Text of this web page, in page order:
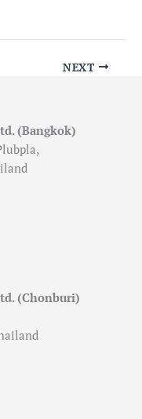
NEXT
(Bangkok)
(Chonburi)